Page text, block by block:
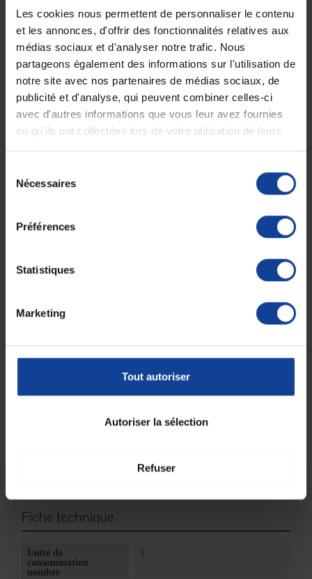
Les cookies nous permettent de personnaliser le contenu
et les annonces, d'offrir des fonctionnalités relatives aux
médias sociaux et d'analyser notre trafic. Nous
partageons également des informations sur l'utilisation de
notre site avec nos partenaires de médias sociaux, de
publicité et d'analyse, qui peuvent combiner celles-ci
avec d'autres informations que vous leur avez fournies
ou qu'ils ont collectées lors de votre utilisation de leurs
Nécessaires
Préférences
Statistiques
Marketing
Tout autoriser
Autoriser la sélection
Refuser
•Poids : 5,5 kg.
• Poids maximal : 120 kg.
•Dispositif médical de classe IIa.
Fiche technique
Notice - Mode d'emploi de Siège de bain pivotant -
AquaPivot
Fiche technique
Unité de
consommation
nombre